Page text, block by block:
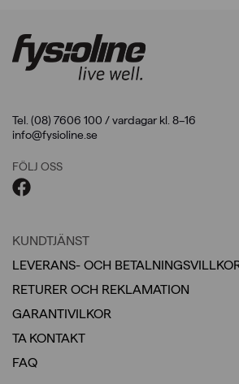
Tel. (08) 7606 100 / vardagar kl. 8–16
info@fysioline.se
FÖLJ OSS
KUNDTJÄNST
LEVERANS- OCH
RETURER OCH REKLAMATION
GARANTIVILKOR
TA KONTAKT
FAQ